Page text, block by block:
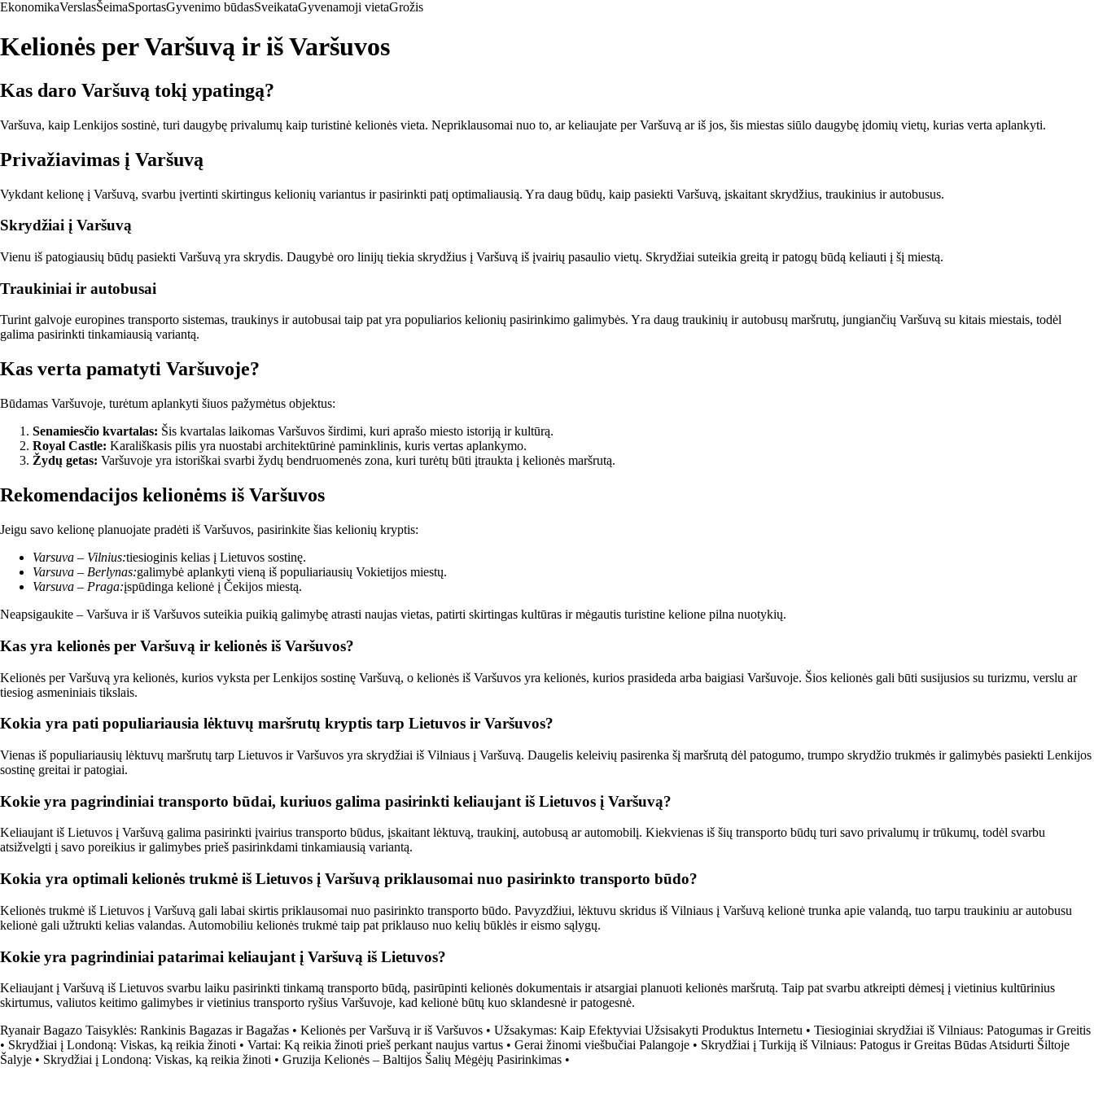
EkonomikaVerslasŠeimaSportasGyvenimo būdasSveikataGyvenamoji vietaGrožis
Kelionės per Varšuvą ir iš Varšuvos
Kas daro Varšuvą tokį ypatingą?
Varšuva, kaip Lenkijos sostinė, turi daugybę privalumų kaip turistinė kelionės vieta. Nepriklausomai nuo to, ar keliaujate per Varšuvą ar iš jos, šis miestas siūlo daugybę įdomių vietų, kurias verta aplankyti.
Privažiavimas į Varšuvą
Vykdant kelionę į Varšuvą, svarbu įvertinti skirtingus kelionių variantus ir pasirinkti patį optimaliausią. Yra daug būdų, kaip pasiekti Varšuvą, įskaitant skrydžius, traukinius ir autobusus.
Skrydžiai į Varšuvą
Vienu iš patogiausių būdų pasiekti Varšuvą yra skrydis. Daugybė oro linijų tiekia skrydžius į Varšuvą iš įvairių pasaulio vietų. Skrydžiai suteikia greitą ir patogų būdą keliauti į šį miestą.
Traukiniai ir autobusai
Turint galvoje europines transporto sistemas, traukinys ir autobusai taip pat yra populiarios kelionių pasirinkimo galimybės. Yra daug traukinių ir autobusų maršrutų, jungiančių Varšuvą su kitais miestais, todėl
galima pasirinkti tinkamiausią variantą.
Kas verta pamatyti Varšuvoje?
Būdamas Varšuvoje, turėtum aplankyti šiuos pažymėtus objektus:
Senamiesčio kvartalas: Šis kvartalas laikomas Varšuvos širdimi, kuri aprašo miesto istoriją ir kultūrą.
Royal Castle: Karališkasis pilis yra nuostabi architektūrinė paminklinis, kuris vertas aplankymo.
Žydų getas: Varšuvoje yra istoriškai svarbi žydų bendruomenės zona, kuri turėtų būti įtraukta į kelionės maršrutą.
Rekomendacijos kelionėms iš Varšuvos
Jeigu savo kelionę planuojate pradėti iš Varšuvos, pasirinkite šias kelionių kryptis:
Varsuva – Vilnius:tiesioginis kelias į Lietuvos sostinę.
Varsuva – Berlynas:galimybė aplankyti vieną iš populiariausių Vokietijos miestų.
Varsuva – Praga:įspūdinga kelionė į Čekijos miestą.
Neapsigaukite – Varšuva ir iš Varšuvos suteikia puikią galimybę atrasti naujas vietas, patirti skirtingas kultūras ir mėgautis turistine kelione pilna nuotykių.
Kas yra kelionės per Varšuvą ir kelionės iš Varšuvos?
Kelionės per Varšuvą yra kelionės, kurios vyksta per Lenkijos sostinę Varšuvą, o kelionės iš Varšuvos yra kelionės, kurios prasideda arba baigiasi Varšuvoje. Šios kelionės gali būti susijusios su turizmu, verslu ar
tiesiog asmeniniais tikslais.
Kokia yra pati populiariausia lėktuvų maršrutų kryptis tarp Lietuvos ir Varšuvos?
Vienas iš populiariausių lėktuvų maršrutų tarp Lietuvos ir Varšuvos yra skrydžiai iš Vilniaus į Varšuvą. Daugelis keleivių pasirenka šį maršrutą dėl patogumo, trumpo skrydžio trukmės ir galimybės pasiekti Lenkijos
sostinę greitai ir patogiai.
Kokie yra pagrindiniai transporto būdai, kuriuos galima pasirinkti keliaujant iš Lietuvos į Varšuvą?
Keliaujant iš Lietuvos į Varšuvą galima pasirinkti įvairius transporto būdus, įskaitant lėktuvą, traukinį, autobusą ar automobilį. Kiekvienas iš šių transporto būdų turi savo privalumų ir trūkumų, todėl svarbu
atsižvelgti į savo poreikius ir galimybes prieš pasirinkdami tinkamiausią variantą.
Kokia yra optimali kelionės trukmė iš Lietuvos į Varšuvą priklausomai nuo pasirinkto transporto būdo?
Kelionės trukmė iš Lietuvos į Varšuvą gali labai skirtis priklausomai nuo pasirinkto transporto būdo. Pavyzdžiui, lėktuvu skridus iš Vilniaus į Varšuvą kelionė trunka apie valandą, tuo tarpu traukiniu ar autobusu
kelionė gali užtrukti kelias valandas. Automobiliu kelionės trukmė taip pat priklauso nuo kelių būklės ir eismo sąlygų.
Kokie yra pagrindiniai patarimai keliaujant į Varšuvą iš Lietuvos?
Keliaujant į Varšuvą iš Lietuvos svarbu laiku pasirinkti tinkamą transporto būdą, pasirūpinti kelionės dokumentais ir atsargiai planuoti kelionės maršrutą. Taip pat svarbu atkreipti dėmesį į vietinius kultūrinius
skirtumus, valiutos keitimo galimybes ir vietinius transporto ryšius Varšuvoje, kad kelionė būtų kuo sklandesnė ir patogesnė.
Ryanair Bagazo Taisyklės: Rankinis Bagazas ir Bagažas • Kelionės per Varšuvą ir iš Varšuvos • Užsakymas: Kaip Efektyviai Užsisakyti Produktus Internetu • Tiesioginiai skrydžiai iš Vilniaus: Patogumas ir Greitis
• Skrydžiai į Londoną: Viskas, ką reikia žinoti • Vartai: Ką reikia žinoti prieš perkant naujus vartus • Gerai žinomi viešbučiai Palangoje • Skrydžiai į Turkiją iš Vilniaus: Patogus ir Greitas Būdas Atsidurti Šiltoje
Šalyje • Skrydžiai į Londoną: Viskas, ką reikia žinoti • Gruzija Kelionės – Baltijos Šalių Mėgėjų Pasirinkimas •